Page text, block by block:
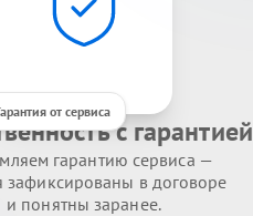
от сервиса
с гарантией
гарантию сервиса —
зафиксированы в договоре
и понятны заранее.